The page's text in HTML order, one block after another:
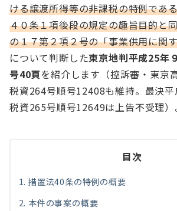
ける譲渡所得等の非課税の特例であ
４０条１項後段の規定の趣旨目的と
の１７第２項２号の「事業供用に関
について判断した東京地判平成25年
号40頁を紹介します（控訴審・東京
税資264号順号12408も維持。最決
税資265号順号12649は上告不受理）
目次
措置法40条の特例の概要
本件の事案の概要